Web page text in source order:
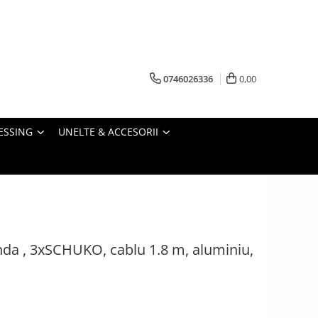
0746026336 0,00
UNELTE & ACCESORII
, 3xSCHUKO, cablu 1.8 m, aluminiu,